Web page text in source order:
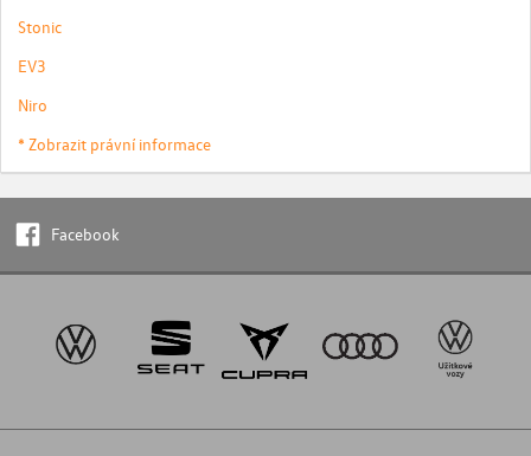
Stonic
EV3
Niro
* Zobrazit právní informace
Facebook